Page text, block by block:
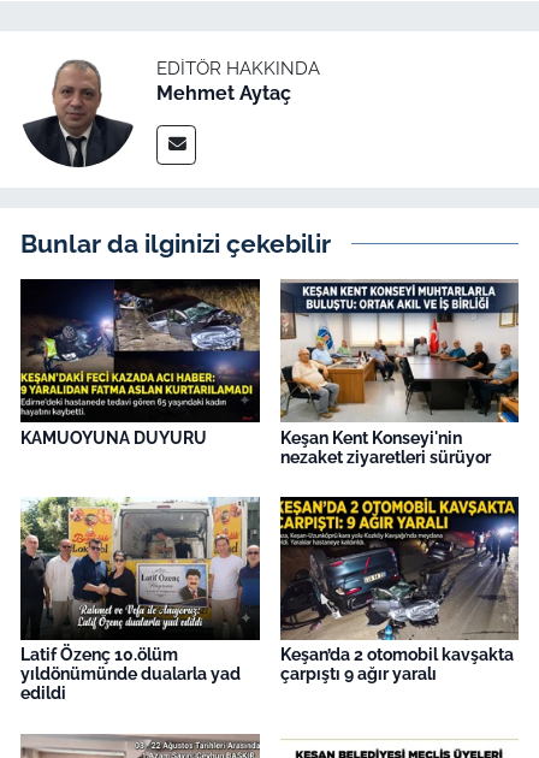
EDITÖR HAKKINDA
Mehmet Aytaç
Bunlar da ilginizi çekebilir
KAMUOYUNA DUYURU
Keşan Kent Konseyi'nin
nezaket ziyaretleri sürüyor
Latif Özenç 10.ölüm
yıldönümünde dualarla yad
edildi
Keşan’da 2 otomobil kavşakta
çarpıştı 9 ağır yaralı
Magazin
İş Dünyası
English News
Canlı Maç
Finans
Genel-A
Gündem-Eğitim